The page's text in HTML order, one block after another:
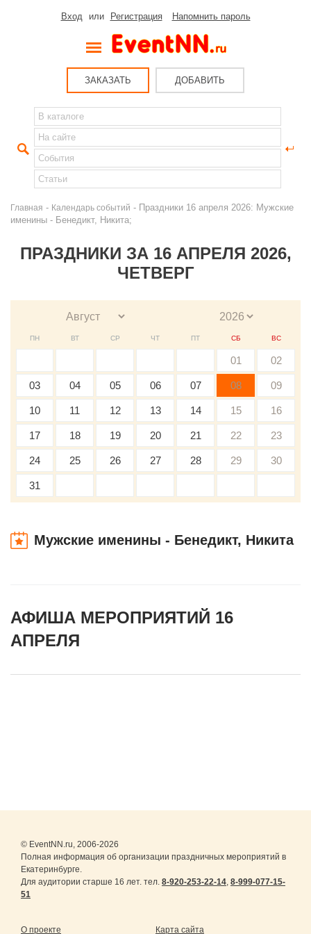
Вход или Регистрация Напомнить пароль
ЗАКАЗАТЬ ДОБАВИТЬ
Главная - Календарь событий - Праздники 16 апреля 2026: Мужские
именины - Бенедикт, Никита;
ПРАЗДНИКИ ЗА 16 АПРЕЛЯ 2026,
ЧЕТВЕРГ
ПН ВТ СР ЧТ ПТ СБ ВС
01 02
03 04 05 06 07 08 09
10 11 12 13 14 15 16
17 18 19 20 21 22 23
24 25 26 27 28 29 30
31
Мужские именины - Бенедикт, Никита
АФИША МЕРОПРИЯТИЙ 16
АПРЕЛЯ
© EventNN.ru, 2006-2026
Полная информация об организации праздничных мероприятий в
Екатеринбурге.
Для аудитории старше 16 лет. тел. 8-920-253-22-14, 8-999-077-15-
51
О проекте Карта сайта